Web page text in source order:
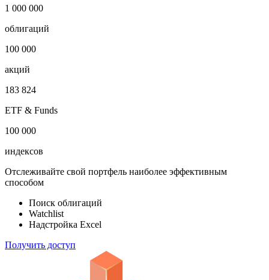
1 000 000
облигаций
100 000
акций
183 824
ETF & Funds
100 000
индексов
Отслеживайте свой портфель наиболее эффективным
способом
Поиск облигаций
Watchlist
Надстройка Excel
Получить доступ